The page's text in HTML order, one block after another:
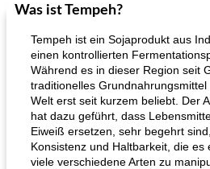
Was ist Tempeh?
Tempeh ist ein Sojaprodukt aus
einen kontrollierten
Während es in dieser Region seit
traditionelles
Welt erst seit kurzem beliebt. Der
hat dazu geführt, dass
Eiweiß ersetzen, sehr begehrt
Konsistenz und Haltbarkeit, die es
viele verschiedene Arten zu